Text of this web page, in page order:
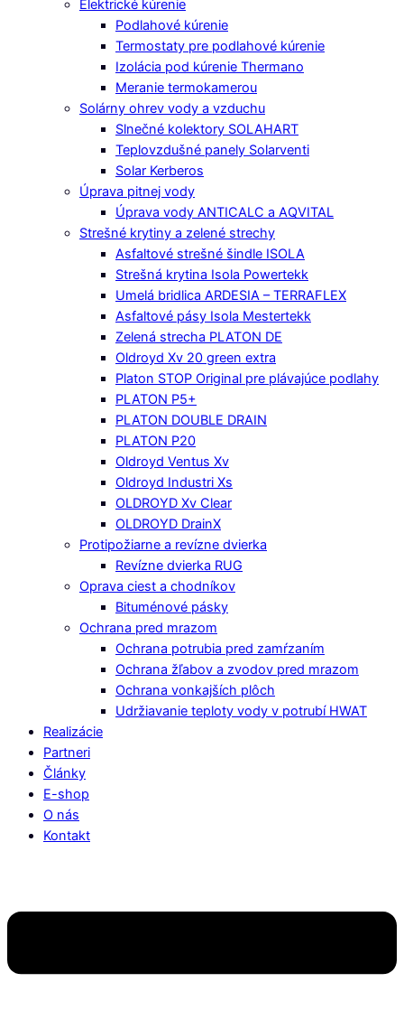
Elektrické kúrenie
Podlahové kúrenie
Termostaty pre podlahové kúrenie
Izolácia pod kúrenie Thermano
Meranie termokamerou
Solárny ohrev vody a vzduchu
Slnečné kolektory SOLAHART
Teplovzdušné panely Solarventi
Solar Kerberos
Úprava pitnej vody
Úprava vody ANTICALC a AQVITAL
Strešné krytiny a zelené strechy
Asfaltové strešné šindle ISOLA
Strešná krytina Isola Powertekk
Umelá bridlica ARDESIA – TERRAFLEX
Asfaltové pásy Isola Mestertekk
Zelená strecha PLATON DE
Oldroyd Xv 20 green extra
Platon STOP Original pre plávajúce podlahy
PLATON P5+
PLATON DOUBLE DRAIN
PLATON P20
Oldroyd Ventus Xv
Oldroyd Industri Xs
OLDROYD Xv Clear
OLDROYD DrainX
Protipožiarne a revízne dvierka
Revízne dvierka RUG
Oprava ciest a chodníkov
Bituménové pásky
Ochrana pred mrazom
Ochrana potrubia pred zamŕzaním
Ochrana žľabov a zvodov pred mrazom
Ochrana vonkajších plôch
Udržiavanie teploty vody v potrubí HWAT
Realizácie
Partneri
Články
E-shop
O nás
Kontakt